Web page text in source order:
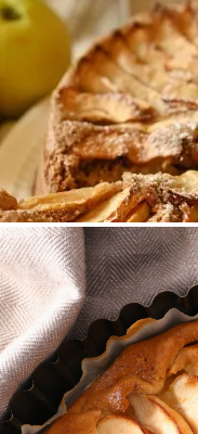
Итальянских
Всегда Хранится В